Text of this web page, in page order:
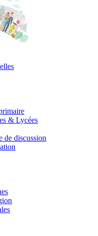
& Lycées
de discussion